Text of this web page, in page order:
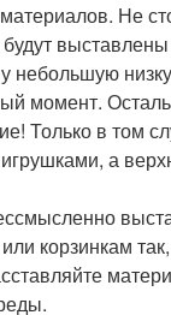
Не
небольшую
момент.
Только в том
а
корзинкам